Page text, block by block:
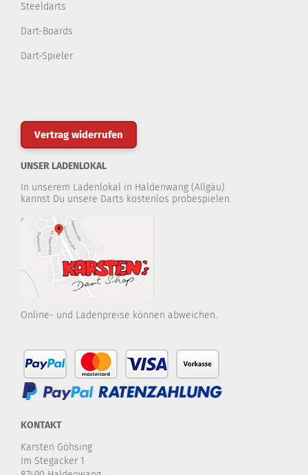
Steeldarts
Dart-Boards
Dart-Spieler
Vertrag widerrufen
UNSER LADENLOKAL
In unserem Ladenlokal in Haldenwang (Allgäu)
kannst Du unsere Darts kostenlos probespielen.
Online- und Ladenpreise können abweichen.
KONTAKT
Karsten Göhsing
Im Stegacker 1